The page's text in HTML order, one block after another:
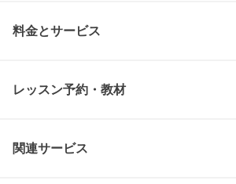
料金とサービス
レッスン予約・教材
関連サービス